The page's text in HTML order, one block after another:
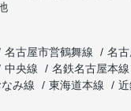
名古屋市営鶴舞線
名
中央線
名鉄名古屋本線
み線
東海道本線